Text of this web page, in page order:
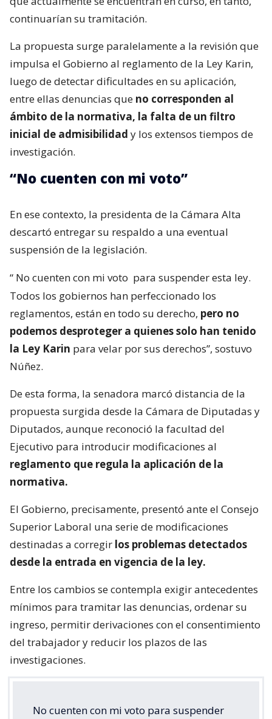
continuarían su tramitación.
La propuesta surge paralelamente a la revisión que
impulsa el Gobierno al reglamento de la Ley Karin,
luego de detectar dificultades en su aplicación,
entre ellas denuncias que no corresponden al
ámbito de la normativa, la falta de un filtro
inicial de admisibilidad y los extensos tiempos de
investigación.
“No cuenten con mi voto”
En ese contexto, la presidenta de la Cámara Alta
descartó entregar su respaldo a una eventual
suspensión de la legislación.
“ No cuenten con mi voto para suspender esta ley.
Todos los gobiernos han perfeccionado los
reglamentos, están en todo su derecho, pero no
podemos desproteger a quienes solo han tenido
la Ley Karin para velar por sus derechos”, sostuvo
Núñez.
De esta forma, la senadora marcó distancia de la
propuesta surgida desde la Cámara de Diputadas y
Diputados, aunque reconoció la facultad del
Ejecutivo para introducir modificaciones al
reglamento que regula la aplicación de la
normativa.
El Gobierno, precisamente, presentó ante el Consejo
Superior Laboral una serie de modificaciones
destinadas a corregir los problemas detectados
desde la entrada en vigencia de la ley.
Entre los cambios se contempla exigir antecedentes
mínimos para tramitar las denuncias, ordenar su
ingreso, permitir derivaciones con el consentimiento
del trabajador y reducir los plazos de las
investigaciones.
No cuenten con mi voto para suspender